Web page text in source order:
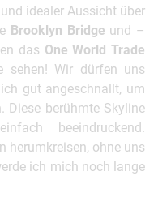
idealer Aussicht über
Brooklyn Bridge und –
das One World Trade
sehen! Wir dürfen uns
gut angeschnallt, um
Diese berühmte Skyline
beeindruckend.
herumkreisen, ohne uns
ich mich noch lange